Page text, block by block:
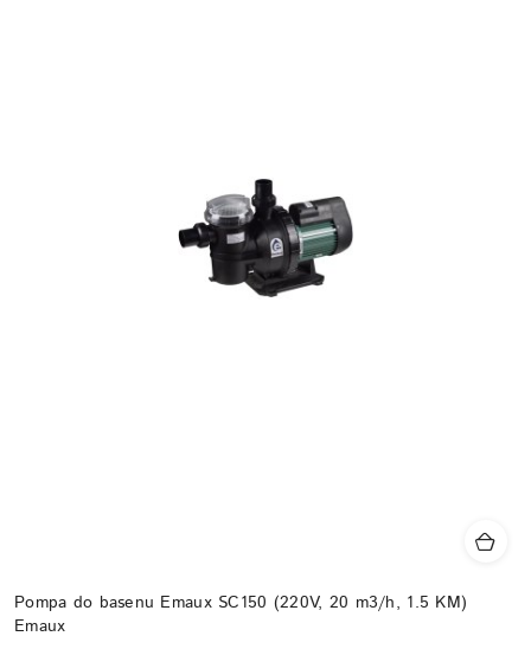
Pompa do basenu Emaux SC150 (220V, 20 m3/h, 1.5 KM)
Emaux